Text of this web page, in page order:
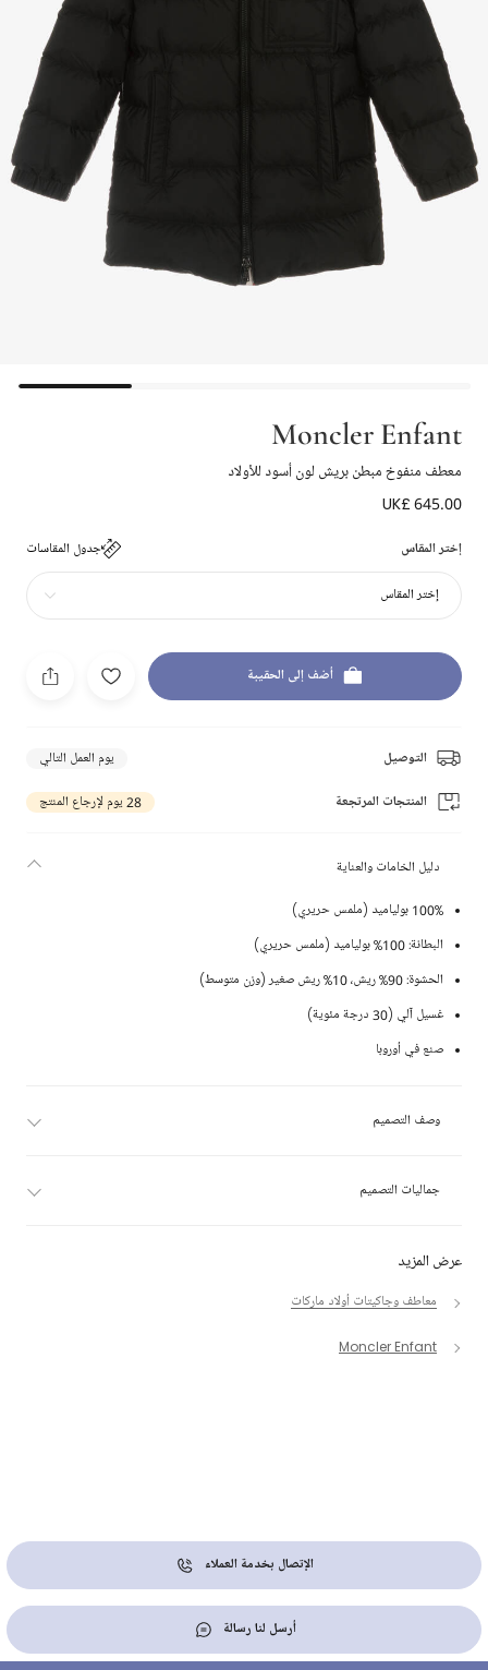
Moncler Enfant
معطف منفوخ مبطن بريش لون أسود للأولاد
UK£ 645.00
إختر المقاس جدول المقاسات
إختر المقاس
أضف إلى الحقيبة
التوصيل يوم العمل التالي
المنتجات المرتجعة 28 يوم لإرجاع المنتج
عرض المزيد
معاطف وجاكيتات أولاد ماركات
Moncler Enfant
دليل الخامات والعناية
100% بولياميد (ملمس حريري)
البطانة: 100% بولياميد (ملمس حريري)
الحشوة: 90% ريش، 10% ريش صغير (وزن متوسط)
غسيل آلي (30 درجة مئوية)
صنع في أوروبا
وصف التصميم
جماليات التصميم
الإتصال بخدمة العملاء
أرسل لنا رسالة